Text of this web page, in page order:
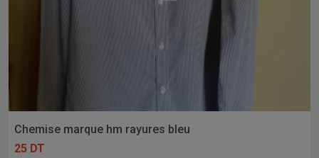
Chemise marque hm rayures bleu
25 DT